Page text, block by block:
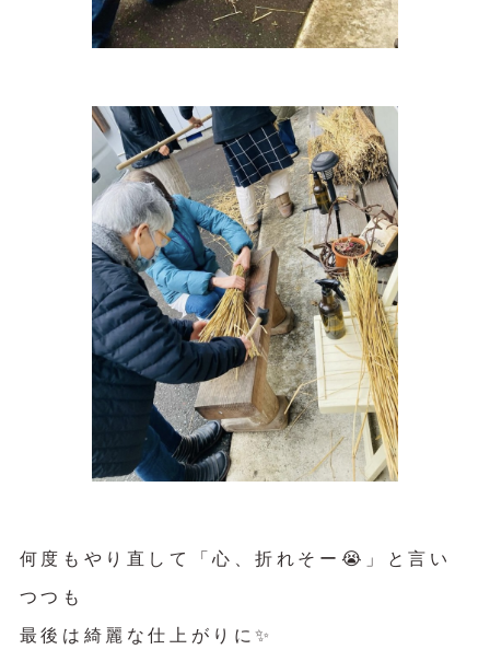
何度もやり直して「心、折れそー😭」と言い
つつも
最後は綺麗な仕上がりに✨